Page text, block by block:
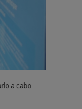
a cabo